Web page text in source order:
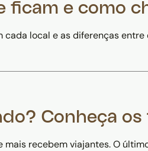
ficam e como
cada local e as diferenças entre
Conheça os
recebem viajantes. O